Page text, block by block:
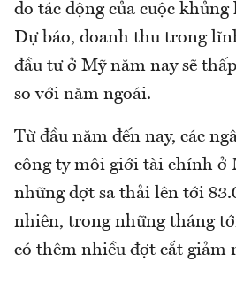
do tác động của cuộc
Dự báo, doanh thu trong
đầu tư ở Mỹ năm nay sẽ
so với năm ngoái.
Từ đầu năm đến nay, các
công ty môi giới tài chính ở
những đợt sa thải lên tới
nhiên, trong những tháng
có thêm nhiều đợt cắt giảm